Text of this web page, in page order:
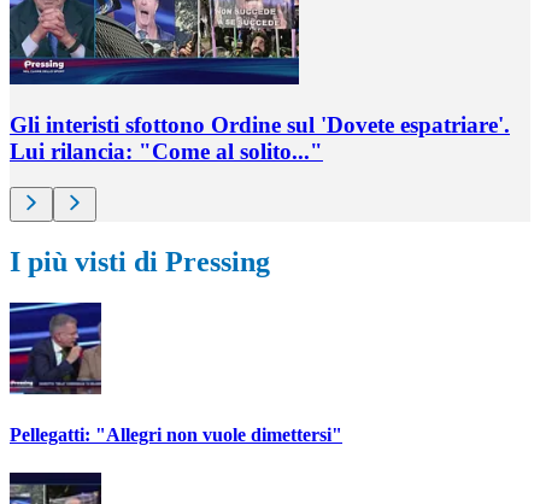
Gli interisti sfottono Ordine sul 'Dovete espatriare'.
Lui rilancia: "Come al solito..."
I più visti di Pressing
Pellegatti: "Allegri non vuole dimettersi"